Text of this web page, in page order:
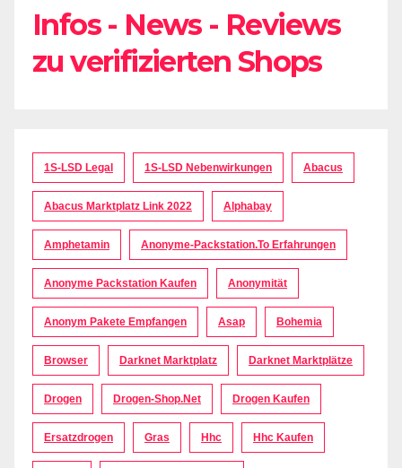
Infos - News - Reviews
zu verifizierten Shops
1S-LSD Legal 1S-LSD Nebenwirkungen Abacus
Abacus Marktplatz Link 2022 Alphabay
Amphetamin Anonyme-Packstation.to Erfahrungen
Anonyme Packstation Kaufen Anonymität
Anonym Pakete Empfangen Asap Bohemia
Browser Darknet Marktplatz Darknet Marktplätze
Drogen Drogen-Shop.net Drogen Kaufen
Ersatzdrogen Gras Hhc Hhc Kaufen